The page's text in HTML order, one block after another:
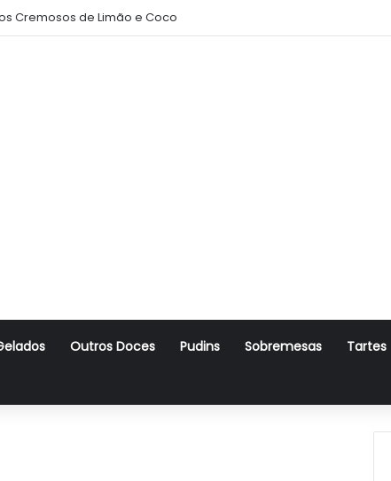
Cremosos de Limão e Coco
Outros Doces Pudins Sobremesas Tartes